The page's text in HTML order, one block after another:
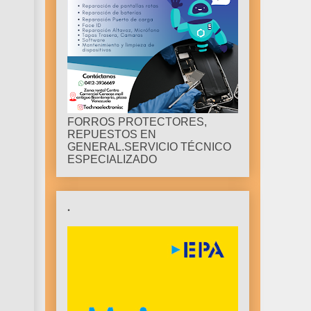
FORROS PROTECTORES,
REPUESTOS EN
GENERAL.SERVICIO TÉCNICO
ESPECIALIZADO
.